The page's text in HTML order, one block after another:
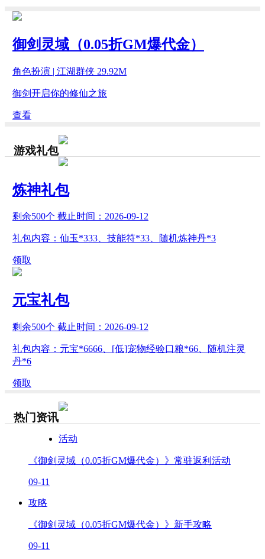
御剑灵域（0.05折GM爆代金）
角色扮演 | 江湖群侠 29.92M
御剑开启你的修仙之旅
查看
游戏礼包
炼神礼包
剩余500个 截止时间： 2026-09-12
礼包内容：仙玉*333、技能符*33、随机炼神丹*3
领取
元宝礼包
剩余500个 截止时间： 2026-09-12
礼包内容：元宝*6666、[低]宠物经验口粮*66、随机注灵
丹*6
领取
热门资讯
活动
《御剑灵域（0.05折GM爆代金）》常驻返利活动
09-11
攻略
《御剑灵域（0.05折GM爆代金）》新手攻略
09-11